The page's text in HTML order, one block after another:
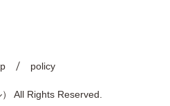
policy
All Rights Reserved.